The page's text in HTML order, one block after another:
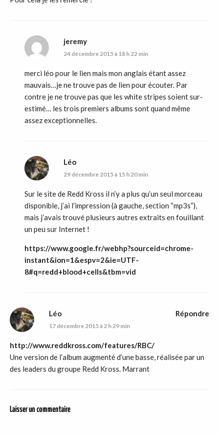
jeremy
24 décembre 2015 à 18 h 22 min
merci léo pour le lien mais mon anglais étant assez
mauvais…je ne trouve pas de lien pour écouter. Par
contre je ne trouve pas que les white stripes soient sur-
estimé… les trois premiers albums sont quand même
assez exceptionnelles.
Léo
29 décembre 2015 à 15 h 20 min
Sur le site de Redd Kross il n’y a plus qu’un seul morceau
disponible, j’ai l’impression (à gauche, section “mp3s”),
mais j’avais trouvé plusieurs autres extraits en fouillant
un peu sur Internet !
https://www.google.fr/webhp?sourceid=chrome-
instant&ion=1&espv=2&ie=UTF-
8#q=redd+blood+cells&tbm=vid
Léo
17 décembre 2015 à 2 h 29 min
http://www.reddkross.com/features/RBC/
Une version de l’album augmenté d’une basse, réalisée par un
des leaders du groupe Redd Kross. Marrant
Répondre
Laisser un commentaire